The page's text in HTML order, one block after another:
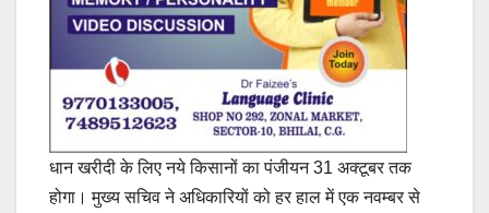
धान खरीदी के लिए नये किसानों का पंजीयन 31 अक्टूबर तक
होगा। मुख्य सचिव ने अधिकारियों को हर हाल में एक नवम्बर से